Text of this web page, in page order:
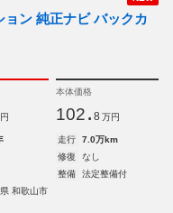
ン 純正ナビ バックカ
本体価格
102. 8 万円
走行
7.0万km
修復
なし
整備
法定整備付
和歌山市